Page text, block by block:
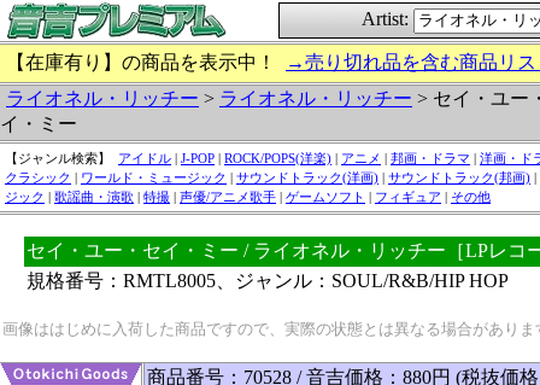
Artist:
【在庫有り】の商品を表示中！
→売り切れ品を含む商品リ
ライオネル・リッチー > ライオネル・リッチー > セイ・ユー
イ・ミー
【ジャンル検索】 アイドル | J-POP | ROCK/POPS(洋楽) | アニメ | 邦画・ドラマ | 洋画・ド
クラシック | ワールド・ミュージック | サウンドトラック(洋画) | サウンドトラック(邦画) |
ジック | 歌謡曲・演歌 | 特撮 | 声優/アニメ歌手 | ゲームソフト | フィギュア | その他
セイ・ユー・セイ・ミー / ライオネル・リッチー［LPレコ
規格番号：RMTL8005、ジャンル：SOUL/R&B/HIP HOP
画像ははじめに入荷した商品ですので、実際の状態とは異なる場合があり
商品番号：70528 / 音吉価格：880円 (税抜価